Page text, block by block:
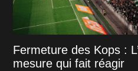
Fermeture des Kops :
mesure qui fait réagir